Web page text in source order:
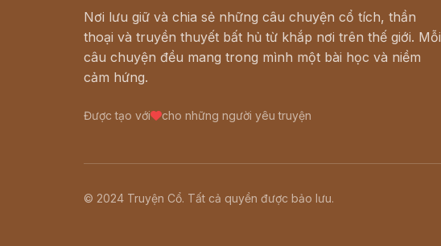
Nơi lưu giữ và chia sẻ những câu chuyện cổ tích, thần
thoại và truyền thuyết bất hủ từ khắp nơi trên thế giới. Mỗi
câu chuyện đều mang trong mình một bài học và niềm
cảm hứng.
Được tạo với cho những người yêu truyện
© 2024 Truyện Cổ. Tất cả quyền được bảo lưu.